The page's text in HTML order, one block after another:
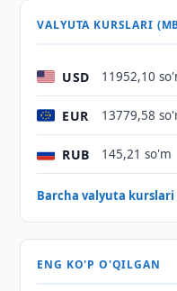
VALYUTA KURSLARI
USD 11952,10
EUR 13779,58
RUB 145,21 so'm
Barcha valyuta
ENG KO'P O'QILGAN